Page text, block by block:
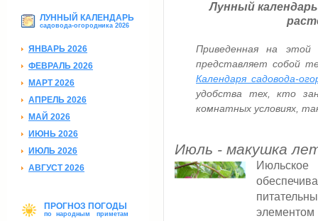
ЛУННЫЙ КАЛЕНДАРЬ
садовода-огородника 2026
ЯНВАРЬ 2026
ФЕВРАЛЬ 2026
МАРТ 2026
АПРЕЛЬ 2026
МАЙ 2026
ИЮНЬ 2026
ИЮЛЬ 2026
АВГУСТ 2026
ПРОГНОЗ ПОГОДЫ
по народным приметам
Лунный
Приведенная на этой
представляет собой
Календаря садовода-
удобства тех, кто
комнатных условиях,
Июль - макушка
Июльское